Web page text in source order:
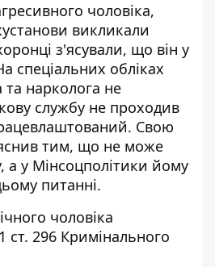
чоловіка,
викликали
з'ясували, що він у
спеціальних обліках
та нарколога не
службу не проходив
Свою
тим, що не може
а у Мінсоцполітики йому
питанні.
чоловіка
ст. 296 Кримінального